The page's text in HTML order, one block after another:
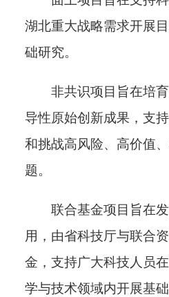
湖北重大战略需求开展
础研究。
非共识项目旨在培
导性原始创新成果，支
和挑战高风险、高价值
题。
联合基金项目旨在
用，由省科技厅与联合
金，支持广大科技人员
学与技术领域内开展基